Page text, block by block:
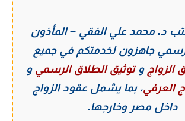
د. محمد علي الفقي – المأذون
جاهزون لخدمتكم في جميع
الزواج وتوثيق الطلاق الرسمي و
العرفي، بما يشمل عقود الزواج
داخل مصر وخارجها.